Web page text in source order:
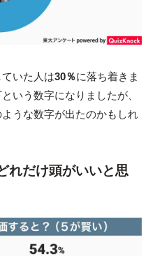
いた人は30％に落ち着きま
いう数字になりましたが、
うな数字が出たのかもしれ
れだけ頭がいいと思